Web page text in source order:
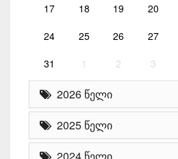
17 18 19 20
24 25 26 27
31 1 2 3
2026 წელი
2025 წელი